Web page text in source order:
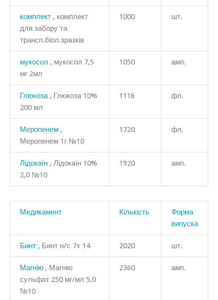
комплект , комплект
для забору та
трансп.біол.зразків
1000 шт.
мукосол , мукосол 7,5
мг 2мл
1050 амп.
Глюкоза , Глюкоза 10%
200 мл
1116 фл.
Меропенем ,
Меропенем 1г №10
1720 фл.
Лідокаїн , Лідокаїн 10%
2,0 №10
1920 амп.
Медикамент Кількість
Форма
випуска
Бинт , Бинт н/с 7х 14 2020 шт.
Магнію , Магнію
сульфат 250 мг/мл 5,0
№10
2360 амп.